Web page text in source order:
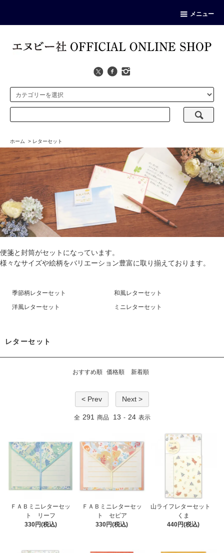
メニュー
ホーム > レターセット
便箋と封筒がセットになっています。
様々なサイズや絵柄をバリエーション豊富に取り揃えております。
季節柄レターセット
和風レターセット
洋風レターセット
ミニレターセット
レターセット
おすすめ順 価格順 新着順
< Prev Next >
全 291 商品 13 - 24 表示
ＦＡＢミニレターセッ
ト リーフ
330円(税込)
ＦＡＢミニレターセッ
ト セピア
330円(税込)
山ライフレターセット
くま
440円(税込)